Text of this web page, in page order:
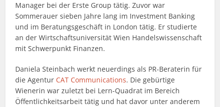
Manager bei der Erste Group tätig. Zuvor war
Sommerauer sieben Jahre lang im Investment Banking
und im Beratungsgeschäft in London tätig. Er studierte
an der Wirtschaftsuniversität Wien Handelswissenschaft
mit Schwerpunkt Finanzen.
Daniela Steinbach werkt neuerdings als PR-Beraterin für
die Agentur CAT Communications. Die gebürtige
Wienerin war zuletzt bei Lern-Quadrat im Bereich
Öffentlichkeitsarbeit tätig und hat davor unter anderem